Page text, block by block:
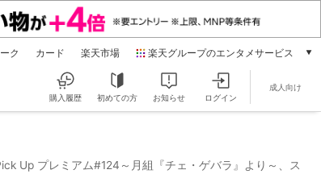
ク カード 楽天市場 楽天グループのエンタメサービス
本/ゲーム/CD/DVD
楽天Kobo
動画配信
購入履歴 初めての方 お知らせ ログイン
成人向け
Up プレミアム#124～月組『チェ・ゲバラ』より～、ス